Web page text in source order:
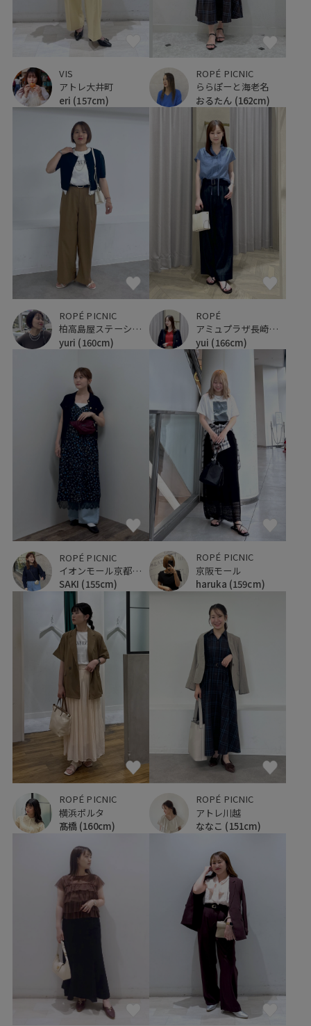
VIS
アトレ大井町
eri (157cm)
ROPÉ PICNIC
ららぽーと海老名
おるたん (162cm)
ROPÉ PICNIC
柏高島屋ステーションモール
yuri (160cm)
ROPÉ
アミュプラザ長崎新館
yui (166cm)
ROPÉ PICNIC
イオンモール京都桂川
SAKI (155cm)
ROPÉ PICNIC
京阪モール
haruka (159cm)
ROPÉ PICNIC
横浜ポルタ
髙橋 (160cm)
ROPÉ PICNIC
アトレ川越
ななこ (151cm)